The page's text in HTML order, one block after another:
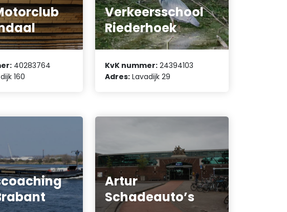
40283764
160
Verkeersschool
Riederhoek
KvK nummer: 24394103
Adres: Lavadijk 29
Artur
Schadeauto’s